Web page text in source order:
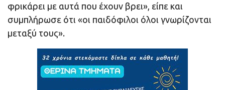
φρικάρει με αυτά που έχουν βρει», είπε και
συμπλήρωσε ότι «οι παιδόφιλοι όλοι γνωρίζονται
μεταξύ τους».